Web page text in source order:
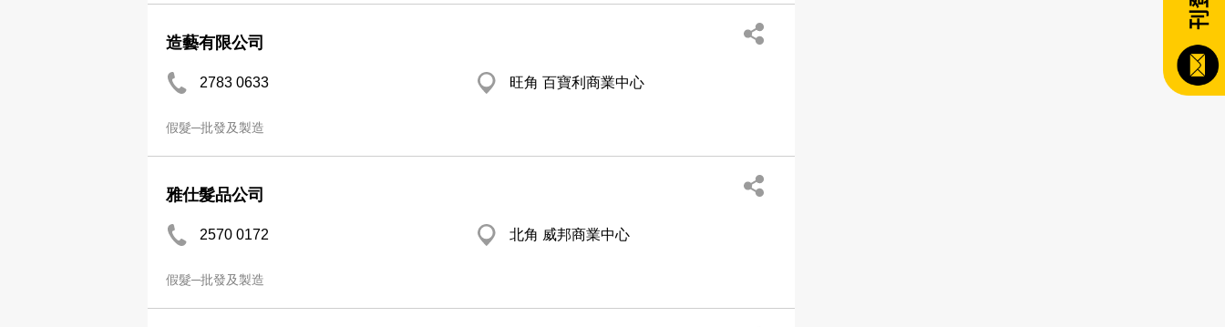
造藝有限公司
2783 0633 旺角 百寶利商業中心
假髮─批發及製造
雅仕髮品公司
2570 0172 北角 威邦商業中心
假髮─批發及製造